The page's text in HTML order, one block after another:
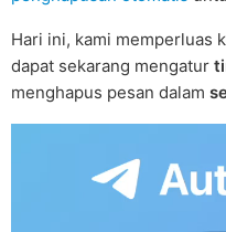
Hari ini, kami memperluas
dapat sekarang mengatur
menghapus pesan dalam